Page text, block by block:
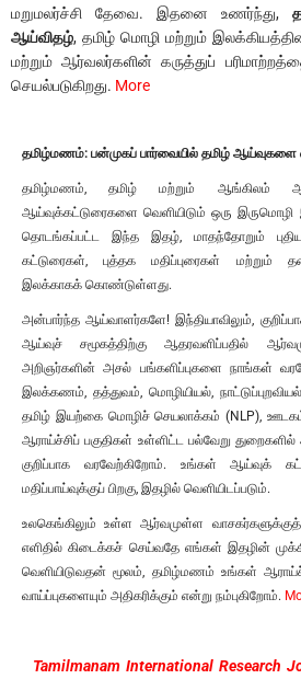
மறுமலர்ச்சி தேவை. இதனை உணர்ந்து,
ஆய்விதழ், தமிழ் மொழி மற்றும்
மற்றும் ஆர்வலர்களின் கருத்துப்
செயல்படுகிறது. More
தமிழ்மணம்: பன்முகப் பார்வையில் தமிழ் ஆய்வுகளை
தமிழ்மணம், தமிழ் மற்றும் ஆங்கிலம்
ஆய்வுக்கட்டுரைகளை வெளியிடும் ஒரு
தொடங்கப்பட்ட இந்த இதழ், மாதந்தோறும்
கட்டுரைகள், புத்தக மதிப்புரைகள்
இலக்காகக் கொண்டுள்ளது.
அன்பார்ந்த ஆய்வாளர்களே! இந்தியாவிலும்,
ஆய்வுச் சமூகத்திற்கு ஆதரவளிப்பதில்
அறிஞர்களின் அசல் பங்களிப்புகளை நாங்கள்
இலக்கணம், தத்துவம், மொழியியல்,
தமிழ் இயற்கை மொழிச் செயலாக்கம் (NLP),
ஆராய்ச்சிப் பகுதிகள் உள்ளிட்ட பல்வேறு
குறிப்பாக வரவேற்கிறோம். உங்கள் ஆய்வுக்
மதிப்பாய்வுக்குப் பிறகு, இதழில் வெளியிடப்படும்.
உலகெங்கிலும் உள்ள ஆர்வமுள்ள
எளிதில் கிடைக்கச் செய்வதே எங்கள் இதழின்
வெளியிடுவதன் மூலம், தமிழ்மணம் உங்கள்
வாய்ப்புகளையும் அதிகரிக்கும் என்று நம்புகிறோம்.
Tamilmanam International Research